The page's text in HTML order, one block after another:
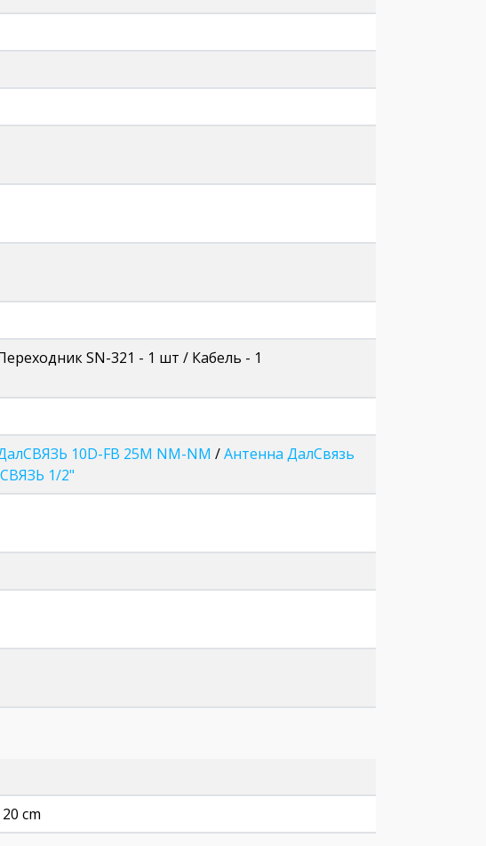
SN-321 - 1 шт / Кабель - 1
10D-FB 25М NM-NM /Антенна ДалСвязь
1/2"
cm